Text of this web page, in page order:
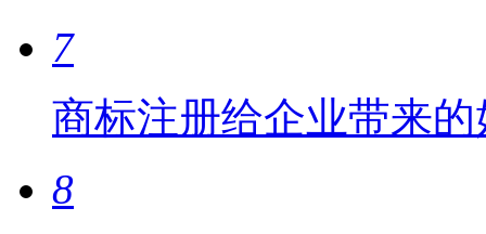
7
商标注册给企业带来
8